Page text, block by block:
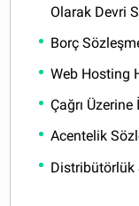
Olarak Devri
Borç
Web Hosting
Çağrı
Acentelik
Distribütörlük